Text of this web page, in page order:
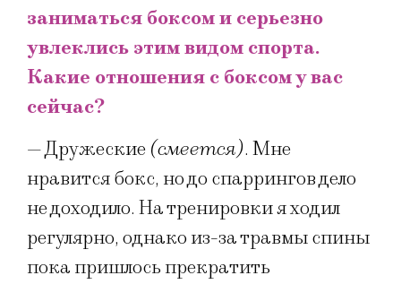
заниматься боксом и серьезно
увлеклись этим видом спорта.
Какие отношения с боксом у вас
сейчас?
— Дружеские (смеется). Мне
нравится бокс, но до спаррингов дело
не доходило. На тренировки я ходил
регулярно, однако из-за травмы спины
пока пришлось прекратить